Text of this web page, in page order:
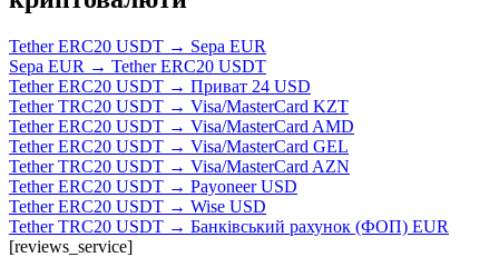
Tether ERC20 USDT → Sepa EUR
Sepa EUR → Tether ERC20 USDT
Tether ERC20 USDT → Приват 24 USD
Tether TRC20 USDT → Visa/MasterCard KZT
Tether ERC20 USDT → Visa/MasterCard AMD
Tether ERC20 USDT → Visa/MasterCard GEL
Tether TRC20 USDT → Visa/MasterCard AZN
Tether ERC20 USDT → Payoneer USD
Tether ERC20 USDT → Wise USD
Tether TRC20 USDT → Банківський рахунок (ФОП) EUR
[reviews_service]